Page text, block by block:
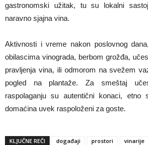
gastronomski užitak, tu su lokalni
naravno sjajna vina.
Aktivnosti i vreme nakon poslovnog
obilascima vinograda, berbom grožđa,
pravljenja vina, ili odmorom na svežem
pogled na plantaže. Za smeštaj
raspolaganju su autentični konaci, etno
domaćina uvek raspoloženi za goste.
KLJUČNE REČI događaji prostori vinarije